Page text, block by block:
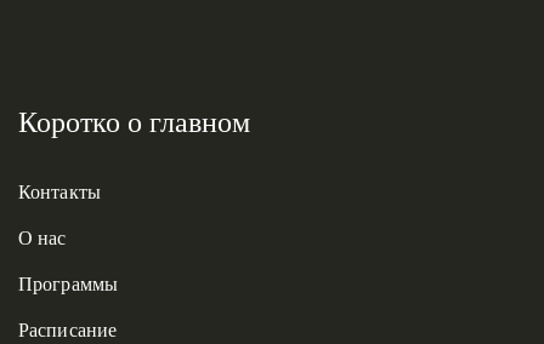
Коротко о главном
Контакты
О нас
Программы
Расписание